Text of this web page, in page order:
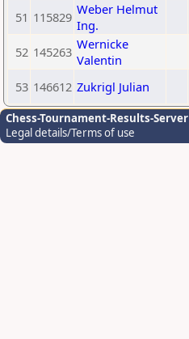
51 115829 Weber Helmut
Ing.
52 145263 Wernicke
Valentin
53 146612 Zukrigl Julian
Chess-Tournament-Results-Server
Legal details/Terms of use